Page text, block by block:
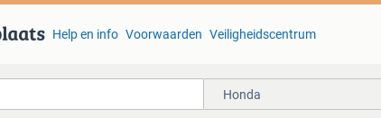
Help en info Voorwaarden Veiligheidscentrum
Honda